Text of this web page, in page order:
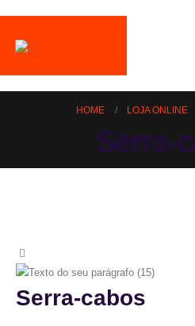
HOME LOJA ONLINE
Serra-
Serra-cabos